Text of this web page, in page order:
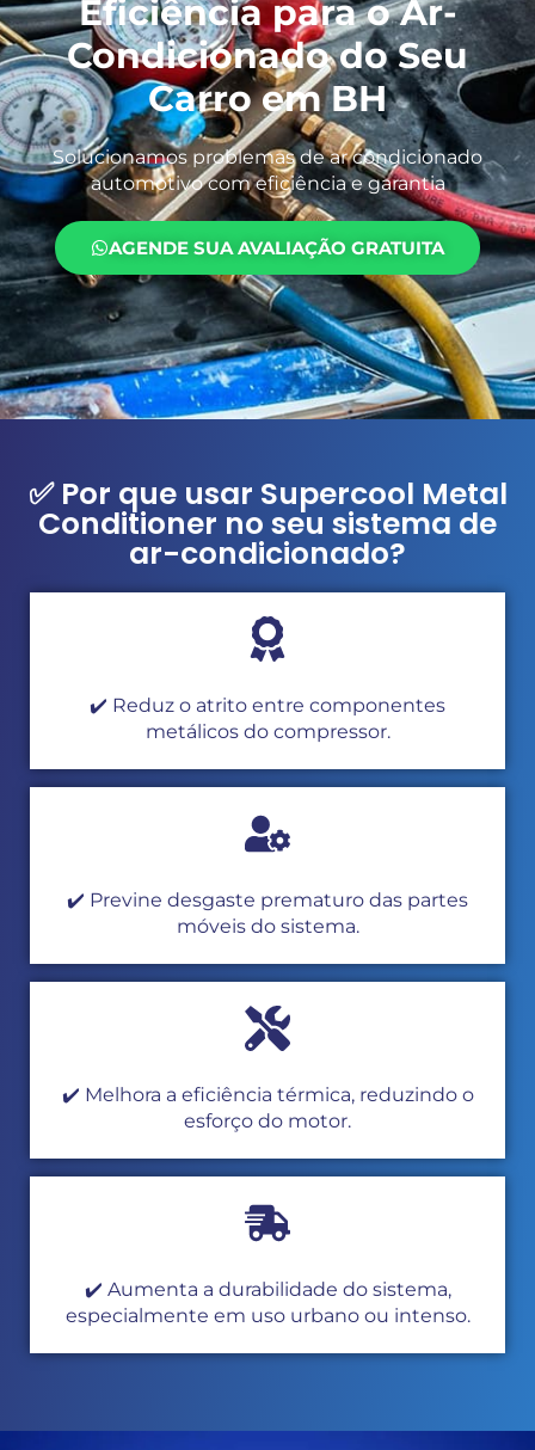
Eficiência para o Ar-
Condicionado do Seu
Carro em BH
Solucionamos problemas de ar condicionado
automotivo com eficiência e garantia
AGENDE SUA AVALIAÇÃO GRATUITA
✅ Por que usar Supercool Metal
Conditioner no seu sistema de
ar-condicionado?
✔️ Reduz o atrito entre componentes
metálicos do compressor.
✔️ Previne desgaste prematuro das partes
móveis do sistema.
✔️ Melhora a eficiência térmica, reduzindo o
esforço do motor.
✔️ Aumenta a durabilidade do sistema,
especialmente em uso urbano ou intenso.